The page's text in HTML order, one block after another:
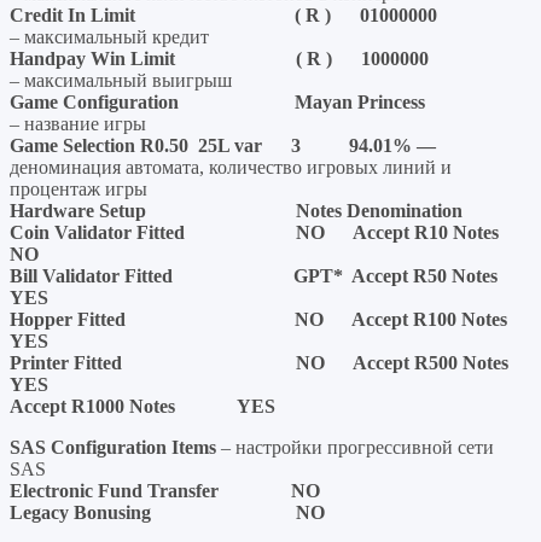
Credit In Limit ( R ) 01000000
– максимальный кредит
Handpay Win Limit ( R ) 1000000
– максимальный выигрыш
Game Configuration Mayan Princess
– название игры
Game Selection R0.50 25L var 3 94.01% —
деноминация автомата, количество игровых линий и
процентаж игры
Hardware Setup Notes Denomination
Coin Validator Fitted NO Accept R10 Notes
NO
Bill Validator Fitted GPT* Accept R50 Notes
YES
Hopper Fitted NO Accept R100 Notes
YES
Printer Fitted NO Accept R500 Notes
YES
Accept R1000 Notes YES
SAS Configuration Items – настройки прогрессивной сети
SAS
Electronic Fund Transfer NO
Legacy Bonusing NO